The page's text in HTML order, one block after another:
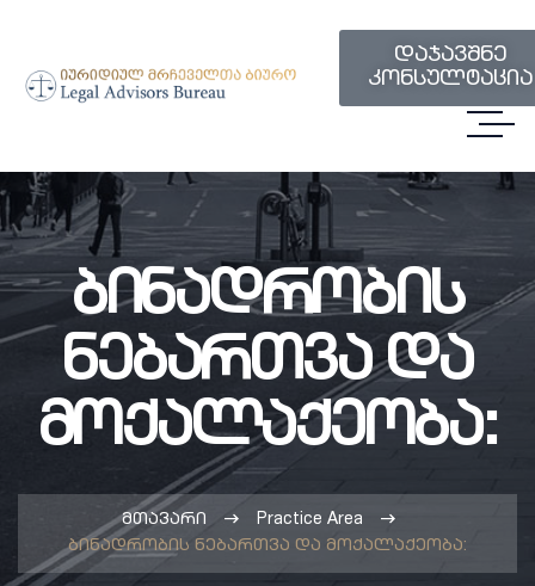
დაჯავშნე
კონსულტაცია
Ბინადრობის
Ნებართვა Და
Მოქალაქეობა:
მთავარი
Practice Area
ბინადრობის ნებართვა და მოქალაქეობა: